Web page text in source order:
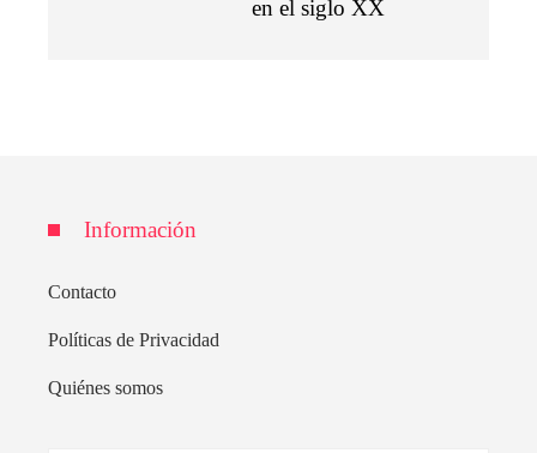
en el siglo XX
Información
Contacto
Políticas de Privacidad
Quiénes somos